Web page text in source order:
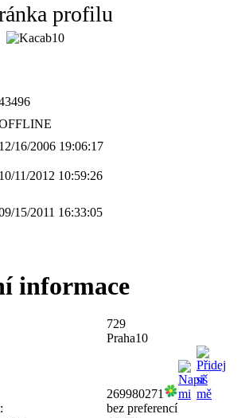
profilu
12/16/2006 19:06:17
10/11/2012 10:59:26
15/2011 16:33:05
informace
729
Praha10
269980271
bez preferencí